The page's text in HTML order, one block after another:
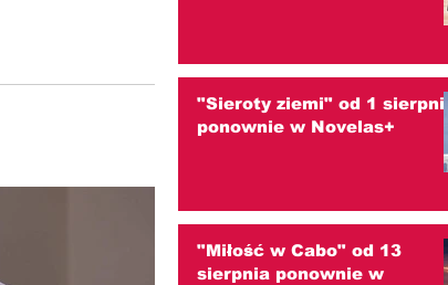
"Sieroty ziemi" od 1 sierpnia
ponownie w Novelas+
"Miłość w Cabo" od 13
sierpnia ponownie w